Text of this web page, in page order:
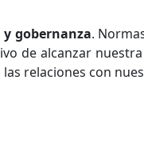
y gobernanza.
de alcanzar
relaciones con